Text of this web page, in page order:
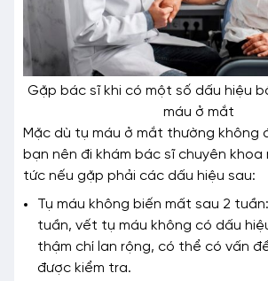
Gặp bác sĩ khi có một số dấu hiệu
máu ở mắt
Mặc dù tụ máu ở mắt thường không
bạn nên đi khám bác sĩ chuyên khoa
tức nếu gặp phải các dấu hiệu sau:
Tụ máu không biến mất sau 2
tuần, vết tụ máu không có dấu
thậm chí lan rộng, có thể có vấn
được kiểm tra.